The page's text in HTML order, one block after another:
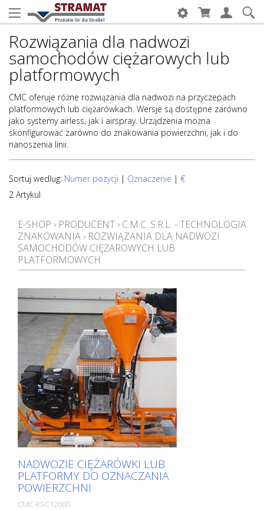
Rozwiązania dla nadwozi
samochodów ciężarowych lub
platformowych
CMC oferuje różne rozwiązania dla nadwozi na przyczepach
platformowych lub ciężarówkach. Wersje są dostępne zarówno
jako systemy airless, jak i airspray. Urządzenia można
skonfigurować zarówno do znakowania powierzchni, jak i do
nanoszenia linii.
Sortuj wedlug: Numer pozycji | Oznaczenie | €
2 Artykul
E-SHOP › PRODUCENT › C.M.C. S.R.L. - TECHNOLOGIA
ZNAKOWANIA › ROZWIĄZANIA DLA NADWOZI
SAMOCHODÓW CIĘŻAROWYCH LUB
PLATFORMOWYCH
NADWOZIE CIĘŻARÓWKI LUB
PLATFORMY DO OZNACZANIA
POWIERZCHNI
CMC-KSC12000